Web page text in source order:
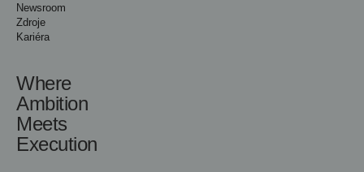
Newsroom
Zdroje
Kariéra
Where
Ambition
Meets
Execution